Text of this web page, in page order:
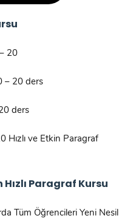
20
– 20 ders
ders
Hızlı ve Etkin Paragraf
Hızlı Paragraf Kursu
Tüm Öğrencileri Yeni Nesil